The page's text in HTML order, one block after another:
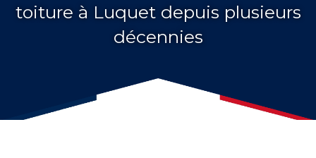
toiture à Luquet depuis plusieurs
décennies